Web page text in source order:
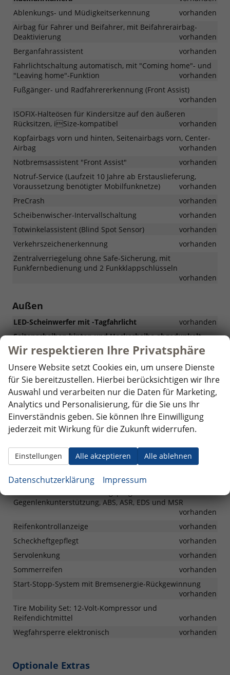
Ablenkungs- und Müdigkeitserkennung
vorhanden
Airbag für Fahrer und Beifahrer, mit Beifahrerairbag-
Deaktivierung
vorhanden
Berganfahrassistent
vorhanden
Fahrlichtschaltung automatisch, mit "Coming home"- und
"Leaving home"-Funktion
vorhanden
Fußgänger- und Radfahrererkennung (Front Assist)
vorhanden
ISOFIX-Halteösen für Kindersitze auf den äußeren
Rücksitzen, iSize-kompatibel
vorhanden
Kopfairbags vorn und hinten, Seitenairbags vorn, Center-
Airbag
vorhanden
Notbremsassistent "Front Assist"
vorhanden
Notruf-Service (Laufzeit 10 Jahre ab Erstauslieferung,
Voraussetzung benötigter Mobilfunknetze)
vorhanden
PreCrash
vorhanden
Scheibenwischer-Intervallschaltung
vorhanden
Totwinkelassistent (Blind Spot Sensor)
vorhanden
Verkehrszeichenerkennung
vorhanden
Zentralverriegelung ohne Safe-Sicherung, mit
Funkfernbedienung und 2 Funkklappschlüsseln
vorhanden
Außen
LED-Scheinwerfer mit -Tagfahrlicht
vorhanden
Seitenscheiben hinten und Heckscheibe abgedunkelt
vorhanden
Außenspiegelgehäuse und Türgriffe in Wagenfarbe
vorhanden
Frontscheibe in Verbundsicherheitsglas, wärmedämmend
vorhanden
LED-Rückleuchten
vorhanden
Stoßfänger in Wagenfarbe, Kühlergrill mit Chromleiste
vorhanden
Räder & Technik
15 Zoll Leichtmetallräder "Essex"
(Bereifung
R15)
Gegenlenkunterstützung, ABS, ASR, EDS und MSR
vorhanden
Reifenkontrollanzeige
vorhanden
Scheckheftgepflegt
vorhanden
Servolenkung
vorhanden
Sommerreifen
vorhanden
Start-Stopp-System mit Bremsenergie-Rückgewinnung
vorhanden
Tire Mobility Set: 12-Volt-Kompressor und
Reifendichtmittel
vorhanden
Wegfahrsperre elektronisch
vorhanden
Optionale Extras
Wir respektieren Ihre Privatsphäre
Unsere Website setzt Cookies ein, um unsere Dienste
für Sie bereitzustellen. Hierbei berücksichtigen wir Ihre
Auswahl und verarbeiten nur die Daten für Marketing,
Analytics und Personalisierung, für die Sie uns Ihr
Einverständnis geben. Sie können Ihre Einwilligung
jederzeit mit Wirkung für die Zukunft widerrufen.
Alle akzeptieren Alle ablehnen
Einstellungen
Datenschutzerklärung Impressum